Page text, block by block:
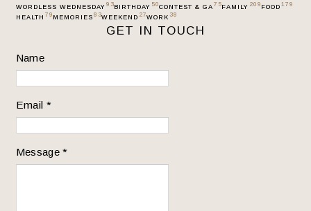
WORDLESS WEDNESDAY 93BIRTHDAY 50CONTEST & GA 75FAMILY 209 FOOD 179
HEALTH 79 MEMORIES 83WEEKEND 27WORK 38
GET IN TOUCH
Name
Email *
Message*